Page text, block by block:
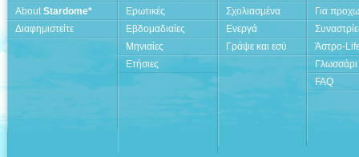
AboutStardome*
Διαφημιστείτε
Ερωτικές
Εβδομαδιαίες
Μηνιαίες
Ετήσιες
Σχολιασμένα
Ενεργά
Γράψε και εσύ
Για
Άστρο-
Γλωσσάρι
FAQ